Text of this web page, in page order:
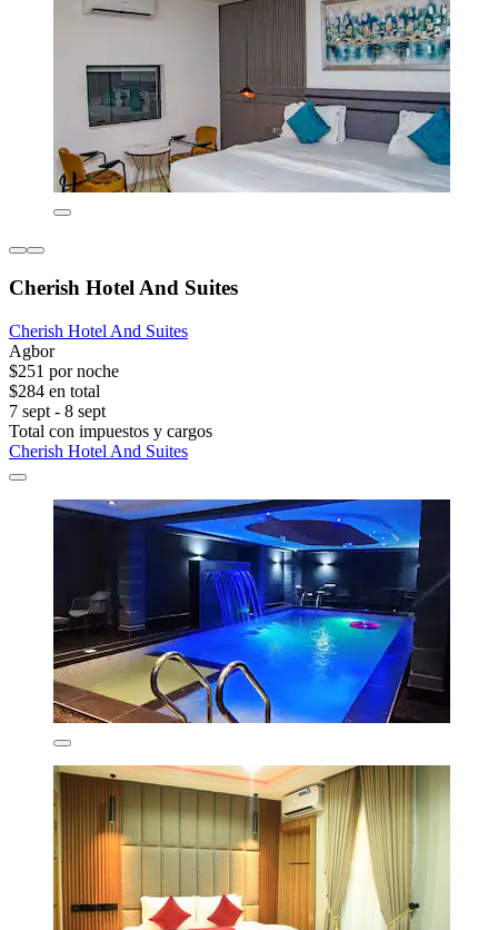
Cherish Hotel And Suites
Cherish Hotel And Suites
Agbor
$251 por noche
$284 en total
7 sept - 8 sept
Total con impuestos y cargos
Cherish Hotel And Suites